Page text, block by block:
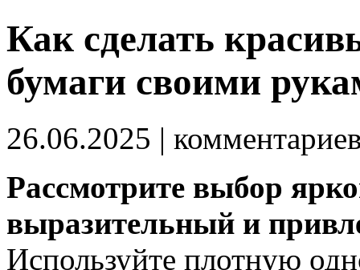
Как сделать
бумаги своими
26.06.2025 |
Рассмотрите выбор
выразительный и
Используйте плотную